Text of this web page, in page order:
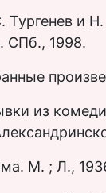
Тургенев и
СПб., 1998.
из
М. ; Л.,